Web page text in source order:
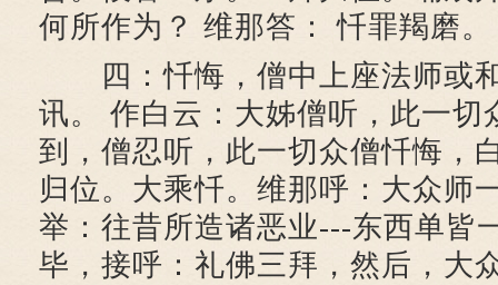
何所作为？ 维那答： 忏罪羯磨。
四：忏悔，僧中上座法师或
讯。 作白云：大姊僧听，此一切
到，僧忍听，此一切众僧忏悔，
归位。大乘忏。维那呼：大众师
举：往昔所造诸恶业---东西单皆
毕，接呼：礼佛三拜，然后，大